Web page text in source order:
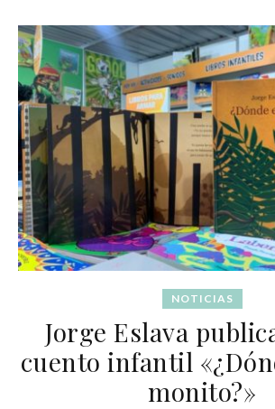
NOTICIAS
Jorge Eslava
cuento infantil
monito?»